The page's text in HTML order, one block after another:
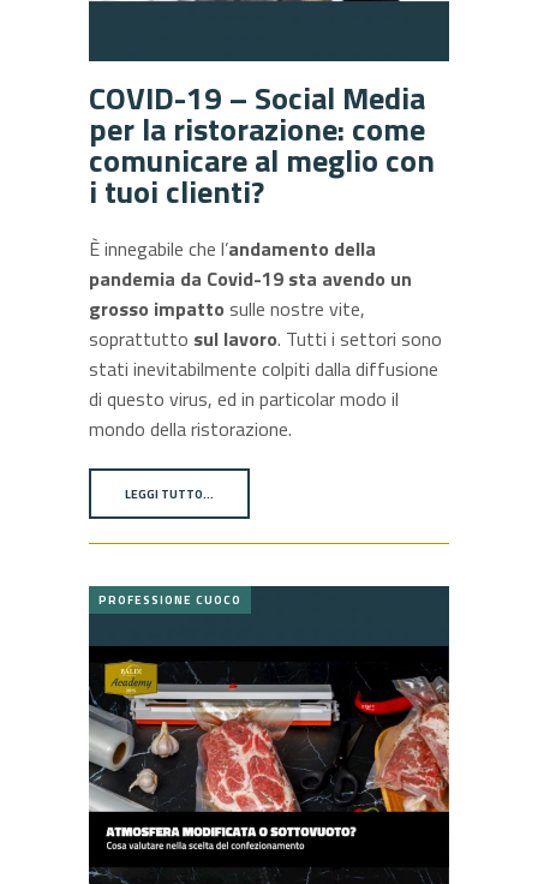
COVID-19 – Social Media
per la ristorazione: come
comunicare al meglio con
i tuoi clienti?
È innegabile che l’andamento della
pandemia da Covid-19 sta avendo un
grosso impatto sulle nostre vite,
soprattutto sul lavoro. Tutti i settori sono
stati inevitabilmente colpiti dalla diffusione
di questo virus, ed in particolar modo il
mondo della ristorazione.
LEGGI TUTTO…
PROFESSIONE CUOCO